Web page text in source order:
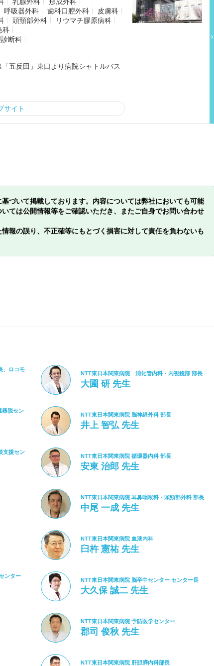
呼吸器外科 歯科口腔外科
皮膚科
頭頸部外科
リウマチ膠原病科
科
断科
五反田」東口より病院シャトルバス
サイト
づいて掲載しております。内容については弊社においても可能
ては公開情報等をご確認いただき、またご自身でお問い合わせ
報の誤り、不正確等にもとづく損害に対して責任を負わないも
、ロコモ
NTT東日本関東病院 消化管内科・内視鏡部 部長
大圃 研 先生
器脱セン
NTT東日本関東病院 脳神経外科 部長
井上 智弘 先生
支援セン
NTT東日本関東病院 循環器内科 部長
安東 治郎 先生
NTT東日本関東病院 耳鼻咽喉科・頭頸部外科 部長
中尾 一成 先生
NTT東日本関東病院 血液内科
臼杵 憲祐 先生
ンター
NTT東日本関東病院 脳卒中センター センター長
大久保 誠二 先生
NTT東日本関東病院 予防医学センター
郡司 俊秋 先生
NTT東日本関東病院 肝胆膵内科部長